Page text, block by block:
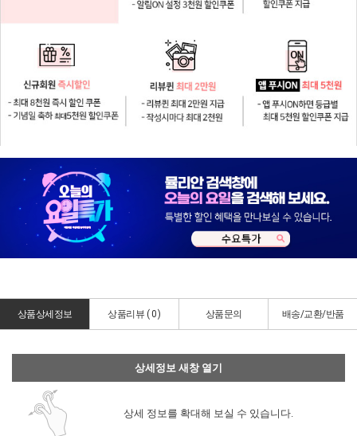
상품상세정보 상품리뷰 ( 0) 상품문의 배송/교환/반품
상세정보 새창 열기
상세 정보를 확대해 보실 수 있습니다.